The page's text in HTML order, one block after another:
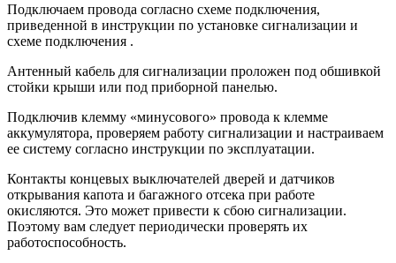
Подключаем провода согласно схеме подключения,
приведенной в инструкции по установке сигнализации и
схеме подключения .
Антенный кабель для сигнализации проложен под обшивкой
стойки крыши или под приборной панелью.
Подключив клемму «минусового» провода к клемме
аккумулятора, проверяем работу сигнализации и настраиваем
ее систему согласно инструкции по эксплуатации.
Контакты концевых выключателей дверей и датчиков
открывания капота и багажного отсека при работе
окисляются. Это может привести к сбою сигнализации.
Поэтому вам следует периодически проверять их
работоспособность.